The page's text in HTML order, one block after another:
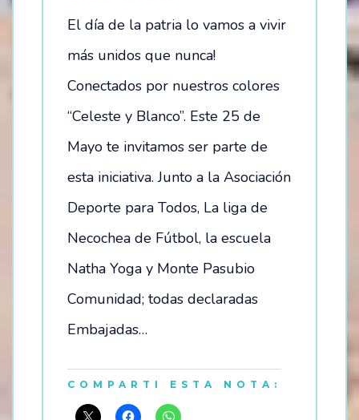
El día de la patria lo vamos a vivir
más unidos que nunca!
Conectados por nuestros colores
“Celeste y Blanco”. Este 25 de
Mayo te invitamos ser parte de
esta iniciativa. Junto a la Asociación
Deporte para Todos, La liga de
Necochea de Fútbol, la escuela
Natha Yoga y Monte Pasubio
Comunidad; todas declaradas
Embajadas…
COMPARTI ESTA NOTA: